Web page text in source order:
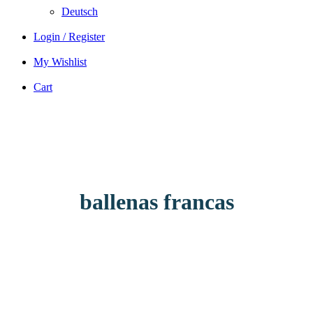
Deutsch
Login / Register
My Wishlist
Cart
ballenas francas